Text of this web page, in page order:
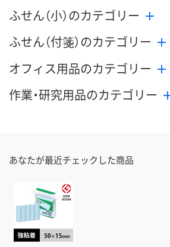
ふせん（小）のカテゴリー
ふせん（付箋）のカテゴリー
オフィス用品のカテゴリー
作業・研究用品のカテゴリー
あなたが最近チェックした商品